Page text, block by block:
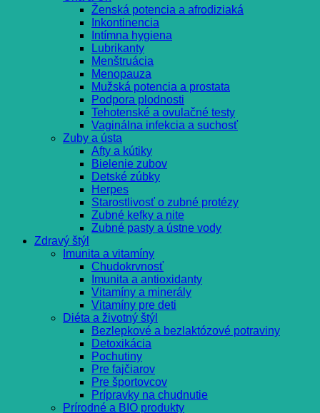
Ženská potencia a afrodiziaká
Inkontinencia
Intímna hygiena
Lubrikanty
Menštruácia
Menopauza
Mužská potencia a prostata
Podpora plodnosti
Tehotenské a ovulačné testy
Vaginálna infekcia a suchosť
Zuby a ústa
Afty a kútiky
Bielenie zubov
Detské zúbky
Herpes
Starostlivosť o zubné protézy
Zubné kefky a nite
Zubné pasty a ústne vody
Zdravý štýl
Imunita a vitamíny
Chudokrvnosť
Imunita a antioxidanty
Vitamíny a minerály
Vitamíny pre deti
Diéta a životný štýl
Bezlepkové a bezlaktózové potraviny
Detoxikácia
Pochutiny
Pre fajčiarov
Pre športovcov
Prípravky na chudnutie
Prírodné a BIO produkty